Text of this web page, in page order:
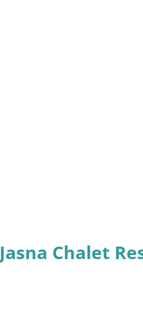
Jasna Chalet